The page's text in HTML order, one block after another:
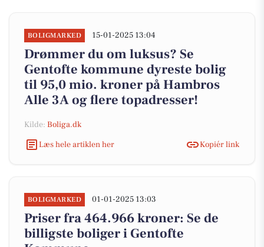
BOLIGMARKED 15-01-2025 13:04
Drømmer du om luksus? Se
Gentofte kommune dyreste bolig
til 95,0 mio. kroner på Hambros
Alle 3A og flere topadresser!
Kilde: Boliga.dk
Læs hele artiklen her
Kopiér link
BOLIGMARKED 01-01-2025 13:03
Priser fra 464.966 kroner: Se de
billigste boliger i Gentofte